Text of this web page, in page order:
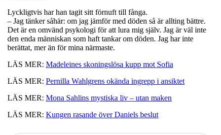
Lyckligtvis har han tagit sitt förnuft till fånga.
– Jag tänker såhär: om jag jämför med döden så är allting bättre.
Det är en omvänd psykologi för att lura mig själv. Jag är väl inte
den enda människan som haft tankar om döden. Jag har inte
berättat, mer än för mina närmaste.
LÄS MER: Madeleines skoningslösa kupp mot Sofia
LÄS MER: Pernilla Wahlgrens okända ingrepp i ansiktet
LÄS MER: Mona Sahlins mystiska liv – utan maken
LÄS MER: Kungen rasande över Daniels beslut